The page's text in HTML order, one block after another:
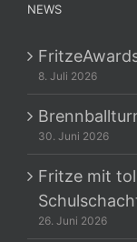
NEWS
8. Juli 2026
30. Juni 2026
Fritze mit
26. Juni 2026